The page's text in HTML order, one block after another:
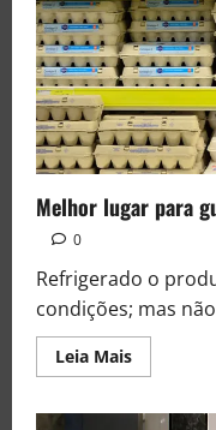
Melhor lugar para
0
Refrigerado o
condições; mas
Leia Mais